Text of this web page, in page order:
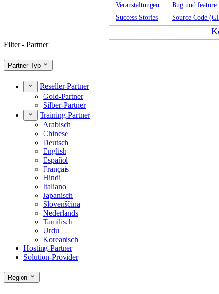
Veranstaltungen
Success Stories
Bug und feature
Source Code
Filter - Partner
Partner Typ
Reseller-Partner
Gold-Partner
Silber-Partner
Training-Partner
Arabisch
Chinese
Deutsch
English
Español
Français
Hindi
Italiano
Japanisch
Slovenščina
Nederlands
Tamilisch
Urdu
Koreanisch
Hosting-Partner
Solution-Provider
Region